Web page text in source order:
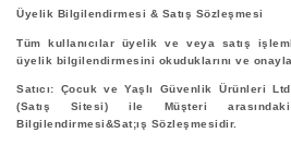
Üyelik Bilgilendirmesi & Satış Sözleşmesi
Tüm kullanıcılar üyelik ve veya satış
üyelik bilgilendirmesini okuduklarını ve
Satıcı: Çocuk ve Yaşlı Güvenlik Ürünleri
(Satış Sitesi) ile Müşteri
Bilgilendirmesi&Sat;ış Sözleşmesidir.